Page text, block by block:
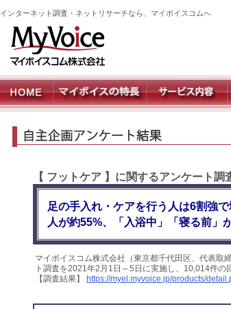
インターネット調査・ネットリサーチなら、マイボイスコムへ
【 フットケア 】に関するアンケート調
足の手入れ・ケアを行う人は6割強
人が約55%、「入浴中」「寝る前」
マイボイスコム株式会社（東京都千代田区、代表取
ト調査を2021年2月1日～5日に実施し、10,014件の
【調査結果】
https://myel.myvoice.jp/products/